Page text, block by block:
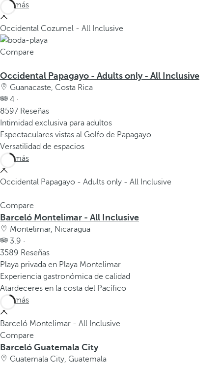
Ver más
Occidental Cozumel - All Inclusive
Compare
Occidental Papagayo - Adults only - All Inclusive
Guanacaste, Costa Rica
4 ·
8597 Reseñas
Intimidad exclusiva para adultos
Espectaculares vistas al Golfo de Papagayo
Versatilidad de espacios
Ver más
Occidental Papagayo - Adults only - All Inclusive
Compare
Barceló Montelimar - All Inclusive
Montelimar, Nicaragua
3.9 ·
3589 Reseñas
Playa privada en Playa Montelimar
Experiencia gastronómica de calidad
Atardeceres en la costa del Pacífico
Ver más
Barceló Montelimar - All Inclusive
Compare
Barceló Guatemala City
Guatemala City, Guatemala